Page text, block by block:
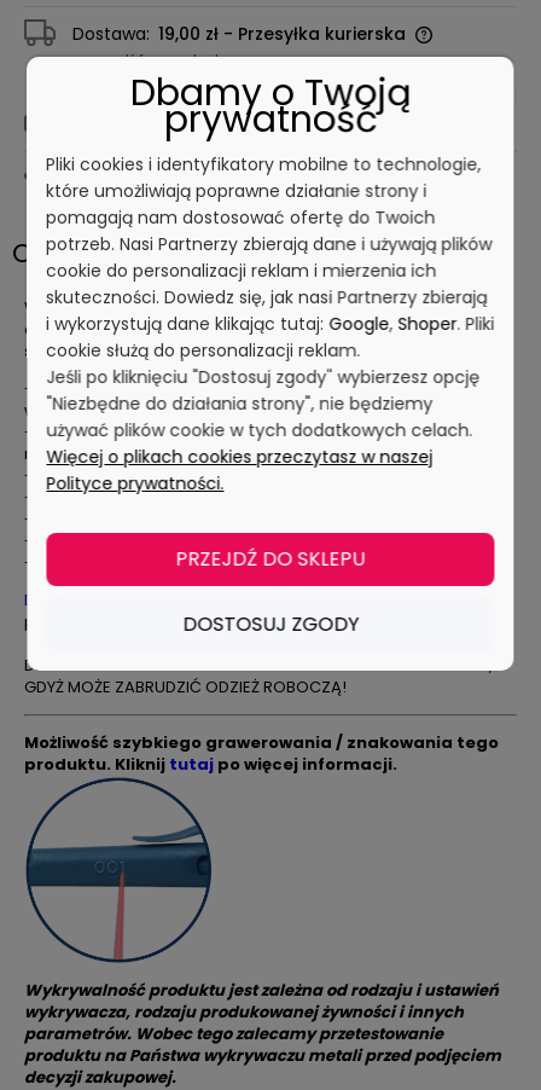
Dostawa: 19,00 zł - Przesyłka kurierska
sprawdź formy dostawy
zapytaj o cenę
Drukuj kartę produktu
Opis
Wykrywalny długopis zgodny z HACCP. Wersja LIGHT zalecana
do warunków umiarkowanych. Wszystkie elementy wykonane
są z wykrywalnego plastiku. Dostępny w 4 kolorach.
- obudowa wykonana z plastiku wykrywalnego przez
wykrywacze metali
- elastyczny i wytrzymały plastik zmniejsza ryzyko połamania
na części
- odporny na uderzenia
- dostępne tylko bez klipsa
- spełniają wymagania HACCP
- łatwy do czyszczenia
- standardowy wkład, bez możliwości schowania go
Długopis wykrywalny
panuje temperatura pokojowa, dla osób wizytujących zakład.
DŁUGOPIS NIE JEST PRZEZNACZONY DO NOSZENIA W KIESZENI,
GDYŻ MOŻE ZABRUDZIĆ ODZIEŻ ROBOCZĄ!
Możliwość szybkiego grawerowania / znakowania tego
produktu. Kliknij tutaj po więcej informacji.
Wykrywalność produktu jest zależna od rodzaju i ustawień
wykrywacza, rodzaju produkowanej żywności i innych
parametrów. Wobec tego zalecamy przetestowanie
produktu na Państwa wykrywaczu metali przed podjęciem
decyzji zakupowej.
Dbamy o Twoją
prywatność
Pliki cookies i identyfikatory mobilne to technologie,
które umożliwiają poprawne działanie strony i
pomagają nam dostosować ofertę do Twoich
potrzeb. Nasi Partnerzy zbierają dane i używają plików
cookie do personalizacji reklam i mierzenia ich
skuteczności. Dowiedz się, jak nasi Partnerzy zbierają
i wykorzystują dane klikając tutaj:Google,Shoper. Pliki
cookie służą do personalizacji reklam.
Jeśli po kliknięciu "Dostosuj zgody" wybierzesz opcję
"Niezbędne do działania strony", nie będziemy
używać plików cookie w tych dodatkowych celach.
Więcej o plikach cookies przeczytasz w naszej
Polityce prywatności.
PRZEJDŹ DO SKLEPU
DOSTOSUJ ZGODY